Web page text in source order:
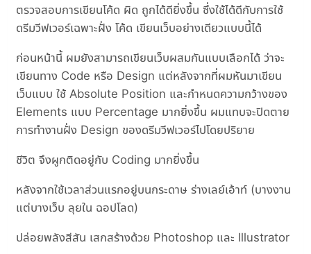
ตรวจสอบการเขียนโค้ด ผิด ถูกได้ดียิ่งขึ้น ซึ่งใช้ได้ดีกับการใช้
ดรีมวีฟเวอร์เฉพาะฝั่ง โค้ด เขียนเว็บอย่างเดียวแบบนี้ได้
ก่อนหน้านี้ ผมยังสามารถเขียนเว็บผสมกันแบบเลือกได้ ว่าจะ
เขียนทาง Code หรือ Design แต่หลังจากที่ผมหันมาเขียน
เว็บแบบ ใช้ Absolute Position และกำหนดความกว้างของ
Elements แบบ Percentage มากยิ่งขึ้น ผมแทบจะปิดตาย
การทำงานฝั่ง Design ของดรีมวีฟเวอร์ไปโดยปริยาย
ชีวิต จึงผูกติดอยู่กับ Coding มากยิ่งขึ้น
หลังจากใช้เวลาส่วนแรกอยู่บนกระดาษ ร่างเลย์เอ้าท์ (บางงาน
แต่บางเว็บ ลุยใน ฉอปโลด)
ปล่อยพลังสีสัน เสกสร้างด้วย Photoshop และ Illustrator